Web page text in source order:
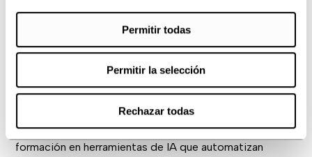
Permitir todas
Permitir la selección
Rechazar todas
Además, impulsamos la mejora de procesos en el día a
día de cada empleado, facilitando el acceso y la
formación en herramientas de IA que automatizan